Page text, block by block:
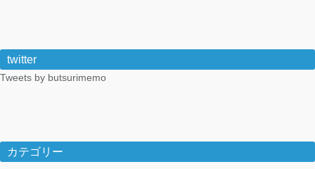
twitter
Tweets by butsurimemo
カテゴリー